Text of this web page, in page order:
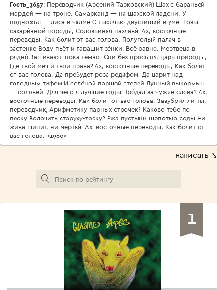
Гость_3657: Переводчик (Арсений Тарковский) Шах с бараньей
мордой — на троне. Самарканд — на шахской ладони. У
подножья — лиса в чалме С тысячью двустиший в уме. Розы
сахари́нной породы, Соловьиная пахлава́. Ах, восточные
переводы, Как болит от вас голова. Полуголый палач в
застенке Воду пьёт и таращит зе́нки. Всё равно. Мертвеца в
рядно́ Зашивают, пока темно. Спи без просыпу, царь природы,
Где твой меч и твои права? Ах, восточные переводы, Как болит
от вас голова. Да пребудет роза реди́фом, Да царит над
голодным тифом И солёной паршо́й степей Лунный выкормыш
— соловей. Для чего я лучшие годы Про́дал за чужие слова? Ах,
восточные переводы, Как болит от вас голова. Зазубрил ли ты,
переводчик, Арифметику парных строчек? Каково тебе по
песку Волочить старуху-тоску? Ржа пустыни щепотью соды Ни
жива шипит, ни мертва́. Ах, восточные переводы, Как болит от
вас голова. <1960>
написать ⤣
1